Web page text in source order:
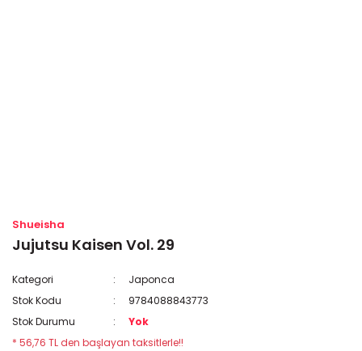
Shueisha
Jujutsu Kaisen Vol. 29
Kategori
Japonca
Stok Kodu
9784088843773
Stok Durumu
Yok
* 56,76 TL den başlayan taksitlerle!!